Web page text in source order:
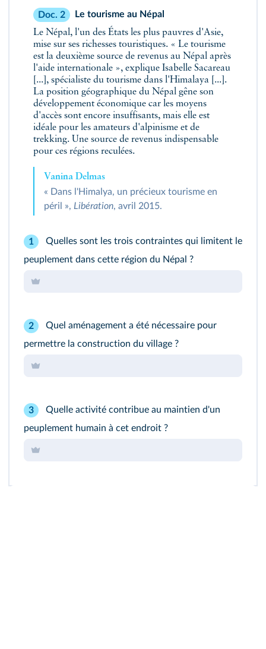
Doc. 2
Le tourisme au Népal
Le Népal, l'un des États les plus pauvres d'Asie,
mise sur ses richesses touristiques. « Le tourisme
est la deuxième source de revenus au Népal après
l'aide internationale », explique Isabelle Sacareau
[...], spécialiste du tourisme dans l'Himalaya [...].
La position géographique du Népal gêne son
développement économique car les moyens
d'accès sont encore insuffisants, mais elle est
idéale pour les amateurs d'alpinisme et de
trekking. Une source de revenus indispensable
pour ces régions reculées.
Vanina Delmas
« Dans l'Himalya, un précieux tourisme en
péril », Libération, avril 2015.
1
Quelles sont les trois contraintes qui limitent le
peuplement dans cette région du Népal ?
2
Quel aménagement a été nécessaire pour
permettre la construction du village ?
3
Quelle activité contribue au maintien d'un
peuplement humain à cet endroit ?